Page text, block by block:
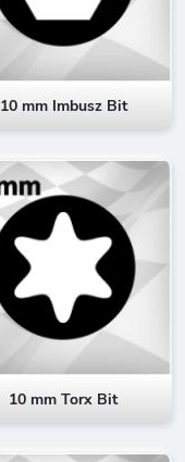
10 mm Imbusz Bit
10 mm Torx Bit